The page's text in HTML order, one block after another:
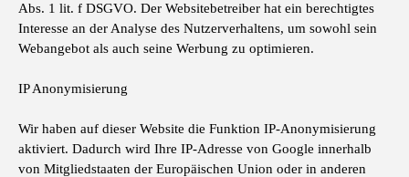
Abs. 1 lit. f DSGVO. Der Websitebetreiber hat ein berechtigtes
Interesse an der Analyse des Nutzerverhaltens, um sowohl sein
Webangebot als auch seine Werbung zu optimieren.
IP Anonymisierung
Wir haben auf dieser Website die Funktion IP-Anonymisierung
aktiviert. Dadurch wird Ihre IP-Adresse von Google innerhalb
von Mitgliedstaaten der Europäischen Union oder in anderen